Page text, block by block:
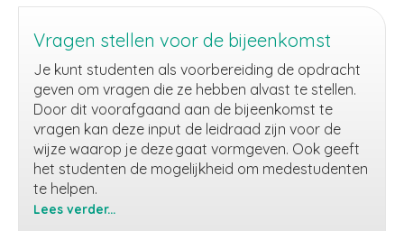
Vragen stellen voor de bijeenkomst
Je kunt studenten als voorbereiding de opdracht
geven om vragen die ze hebben alvast te stellen.
Door dit voorafgaand aan de bijeenkomst te
vragen kan deze input de leidraad zijn voor de
wijze waarop je deze gaat vormgeven. Ook geeft
het studenten de mogelijkheid om medestudenten
te helpen.
Lees verder...